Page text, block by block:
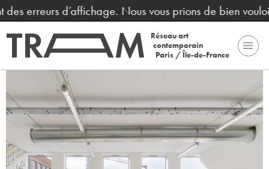
d’affichage. Nous vous prions de bien vouloir
Réseau art
contemporain
Paris / Île-de-France